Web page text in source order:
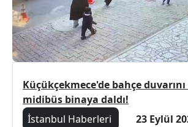
Küçükçekmece'de bahçe
midibüs binaya daldı!
İstanbul Haberleri
23 Eylül